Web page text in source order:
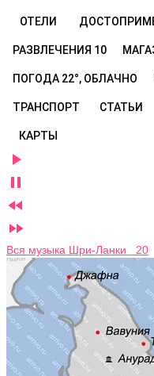
ОТЕЛИ
РАЗВЛЕЧЕНИЯ 10
ПОГОДА 22°, ОБЛАЧНО
ТРАНСПОРТ СТАТЬИ
КАРТЫ




Вся музыка Шри-Ланки 20